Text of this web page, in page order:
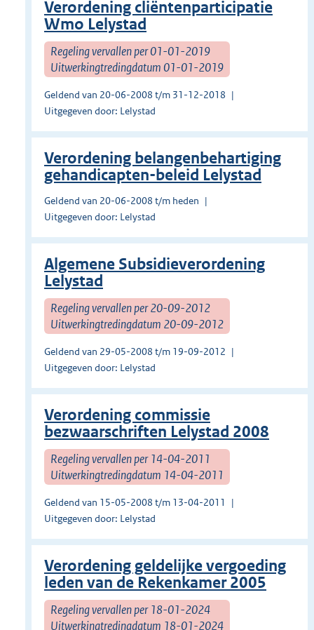
Verordening cliëntenparticipatie
Wmo Lelystad
Regeling vervallen per 01-01-2019
Uitwerkingtredingdatum 01-01-2019
Geldend van 20-06-2008 t/m 31-12-2018
Uitgegeven door: Lelystad
Verordening belangenbehartiging
gehandicapten-beleid Lelystad
Geldend van 20-06-2008 t/m heden
Uitgegeven door: Lelystad
Algemene Subsidieverordening
Lelystad
Regeling vervallen per 20-09-2012
Uitwerkingtredingdatum 20-09-2012
Geldend van 29-05-2008 t/m 19-09-2012
Uitgegeven door: Lelystad
Verordening commissie
bezwaarschriften Lelystad 2008
Regeling vervallen per 14-04-2011
Uitwerkingtredingdatum 14-04-2011
Geldend van 15-05-2008 t/m 13-04-2011
Uitgegeven door: Lelystad
Verordening geldelijke vergoeding
leden van de Rekenkamer 2005
Regeling vervallen per 18-01-2024
Uitwerkingtredingdatum 18-01-2024